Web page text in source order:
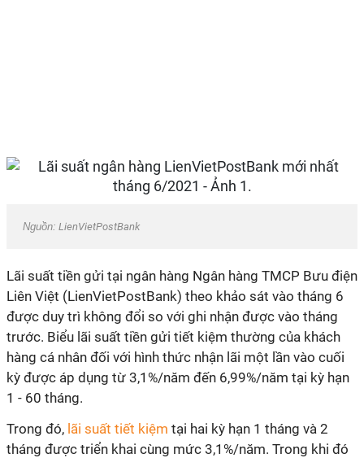
Nguồn: LienVietPostBank
Lãi suất tiền gửi tại ngân hàng Ngân hàng TMCP Bưu điện
Liên Việt (LienVietPostBank) theo khảo sát vào tháng 6
được duy trì không đổi so với ghi nhận được vào tháng
trước. Biểu lãi suất tiền gửi tiết kiệm thường của khách
hàng cá nhân đối với hình thức nhận lãi một lần vào cuối
kỳ được áp dụng từ 3,1%/năm đến 6,99%/năm tại kỳ hạn
1 - 60 tháng.
Trong đó, lãi suất tiết kiệm tại hai kỳ hạn 1 tháng và 2
tháng được triển khai cùng mức 3,1%/năm. Trong khi đó